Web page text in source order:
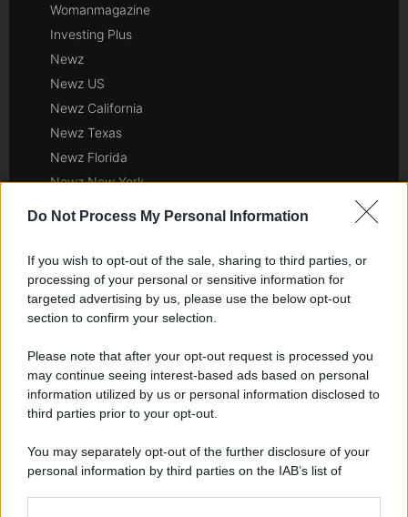
Do Not Process My Personal Information
If you wish to opt-out of the sale, sharing to third parties, or
processing of your personal or sensitive information for
targeted advertising by us, please use the below opt-out
section to confirm your selection.
Please note that after your opt-out request is processed you
may continue seeing interest-based ads based on personal
information utilized by us or personal information disclosed to
third parties prior to your opt-out.
You may separately opt-out of the further disclosure of your
personal information by third parties on the IAB’s list of
Womanmagazine
Investing Plus
Newz
Newz US
Newz California
Newz Texas
Newz Florida
Newz New York
Newz Ohio
Gameland
Hig Tech Mag
Lgbtqia News
Motors Magazine 365
Day Travel 365
Cineverse Magazine
SecondHomeMagazine